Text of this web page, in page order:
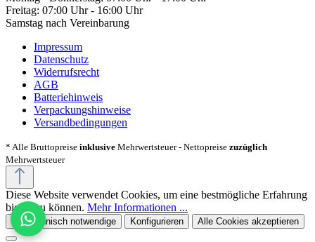
Freitag: 07:00 Uhr - 16:00 Uhr
Samstag nach Vereinbarung
Impressum
Datenschutz
Widerrufsrecht
AGB
Batteriehinweis
Verpackungshinweise
Versandbedingungen
* Alle Bruttopreise inklusive Mehrwertsteuer - Nettopreise zuzüglich
Mehrwertsteuer
Diese Website verwendet Cookies, um eine bestmögliche Erfahrung
bieten zu können. Mehr Informationen ...
Nur technisch notwendige Konfigurieren Alle Cookies akzeptieren